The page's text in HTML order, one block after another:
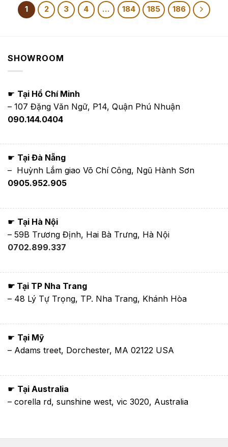
1,350,000₫
đến
1,650,000₫
1,350,000₫
đến
1,650,000₫
1 2 3 4 … 184 185 186
SHOWROOM
☛ Tại Hồ Chí Minh
– 107 Đặng Văn Ngữ, P14, Quận Phú Nhuận
090.144.0404
☛ Tại Đà Nẵng
– Huỳnh Lắm giao Võ Chí Công, Ngũ Hành Sơn
0905.952.905
☛ Tại Hà Nội
– 59B Trương Định, Hai Bà Trưng, Hà Nội
0702.899.337
☛ Tại TP Nha Trang
– 48 Lý Tự Trọng, TP. Nha Trang, Khánh Hòa
☛ Tại Mỹ
– Adams treet, Dorchester, MA 02122 USA
☛ Tại Australia
– corella rd, sunshine west, vic 3020, Australia